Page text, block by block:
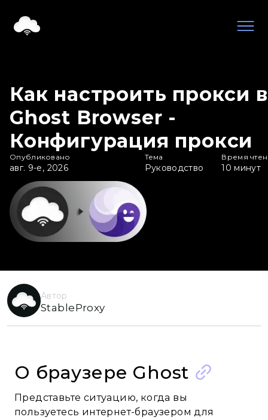
Как настроить прокси в
Ghost Browser -
Конфигурация прокси
Опубликовано
авг. 9-е, 2026
Тема
Руководство
Время
10минут
Автор
StableProxy
О браузере Ghost
Представьте ситуацию, когда вы
пользуетесь интернет-браузером для